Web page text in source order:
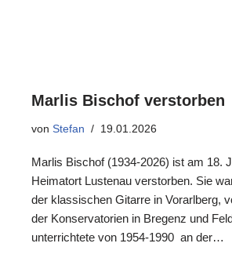
Marlis Bischof verstorben
von Stefan 19.01.2026
Marlis Bischof (1934-2026) ist am 18.
Heimatort Lustenau verstorben. Sie
der klassischen Gitarre in Vorarlberg,
der Konservatorien in Bregenz und
unterrichtete von 1954-1990 an der…